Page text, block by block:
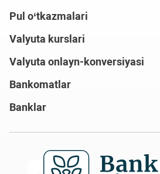
Pul o‘tkazmalari
Valyuta kurslari
Valyuta onlayn-konversiyasi
Bankomatlar
Banklar